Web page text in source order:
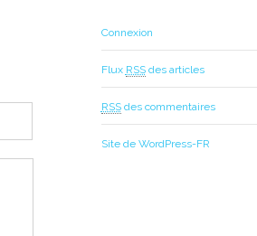
Connexion
Flux RSSdes articles
RSSdes commentaires
Site de WordPress-FR